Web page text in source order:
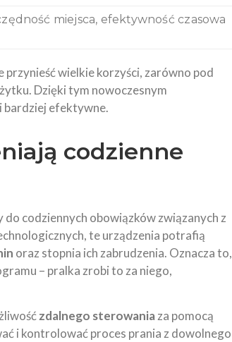
miejsca, efektywność czasowa
wielkie korzyści, zarówno pod
Dzięki tym nowoczesnym
bardziej efektywne.
codzienne
codziennych obowiązków związanych z
te urządzenia potrafią
oraz stopnia ich zabrudzenia. Oznacza to,
– pralka zrobi to za niego,
zdalnego sterowaniaza pomocą
i kontrolować proces prania z dowolnego